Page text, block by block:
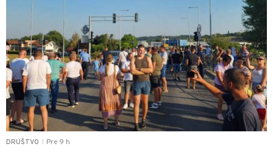
DRUŠTVO Pre 9 h